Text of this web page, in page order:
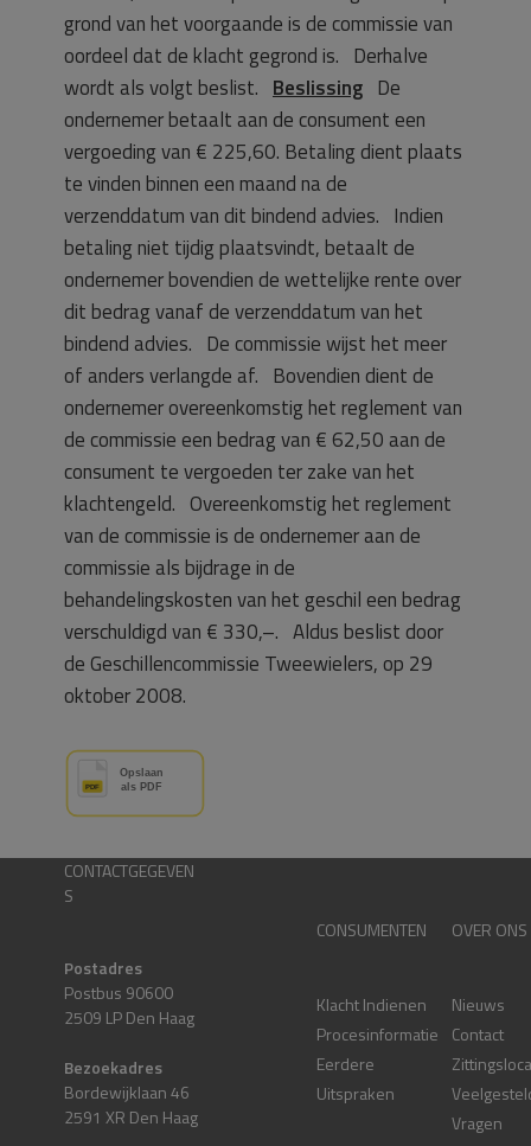
grond van het voorgaande is de commissie van
oordeel dat de klacht gegrond is. Derhalve
wordt als volgt beslist. Beslissing De
ondernemer betaalt aan de consument een
vergoeding van € 225,60. Betaling dient plaats
te vinden binnen een maand na de
verzenddatum van dit bindend advies. Indien
betaling niet tijdig plaatsvindt, betaalt de
ondernemer bovendien de wettelijke rente over
dit bedrag vanaf de verzenddatum van het
bindend advies. De commissie wijst het meer
of anders verlangde af. Bovendien dient de
ondernemer overeenkomstig het reglement van
de commissie een bedrag van € 62,50 aan de
consument te vergoeden ter zake van het
klachtengeld. Overeenkomstig het reglement
van de commissie is de ondernemer aan de
commissie als bijdrage in de
behandelingskosten van het geschil een bedrag
verschuldigd van € 330,–. Aldus beslist door
de Geschillencommissie Tweewielers, op 29
oktober 2008.
CONTACTGEGEVEN
S
Postadres
Postbus 90600
2509 LP Den Haag
Bezoekadres
Bordewijklaan 46
2591 XR Den Haag
CONSUMENTEN
Klacht Indienen
Procesinformatie
Eerdere
Uitspraken
OVER ONS
Nieuws
Contact
Vragen